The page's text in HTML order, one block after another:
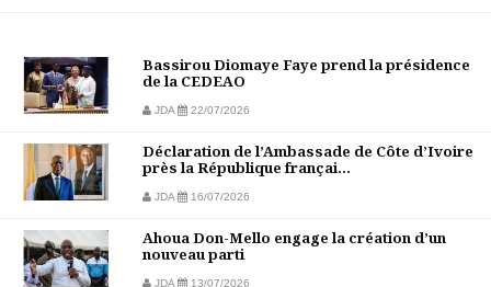
Bassirou Diomaye Faye prend la présidence
de la CEDEAO
JDA 22/07/2026
Déclaration de l’Ambassade de Côte d’Ivoire
près la République françai...
JDA 16/07/2026
Ahoua Don-Mello engage la création d’un
nouveau parti
JDA 13/07/2026